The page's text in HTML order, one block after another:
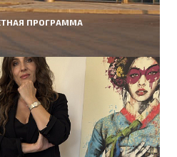
ПРОГРАММА